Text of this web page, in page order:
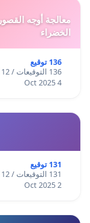
معالجة أوجه
الخضراء
136 توقيع
136 التوقيعات / 12 أشهر
4 Oct 2025
131 توقيع
131 التوقيعات / 12 أشهر
2 Oct 2025